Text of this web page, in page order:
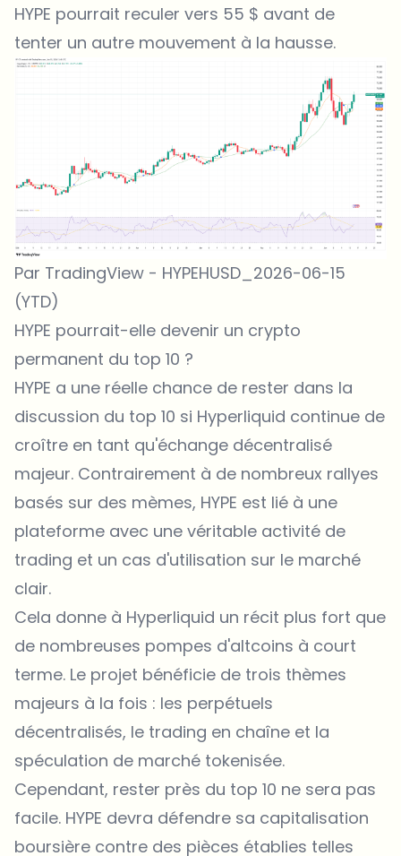
HYPE pourrait reculer vers 55 $ avant de
tenter un autre mouvement à la hausse.
Par TradingView - HYPEHUSD_2026-06-15
(YTD)
HYPE pourrait-elle devenir un crypto
permanent du top 10 ?
HYPE a une réelle chance de rester dans la
discussion du top 10 si Hyperliquid continue de
croître en tant qu'échange décentralisé
majeur. Contrairement à de nombreux rallyes
basés sur des mèmes, HYPE est lié à une
plateforme avec une véritable activité de
trading et un cas d'utilisation sur le marché
clair.
Cela donne à Hyperliquid un récit plus fort que
de nombreuses pompes d'altcoins à court
terme. Le projet bénéficie de trois thèmes
majeurs à la fois : les perpétuels
décentralisés, le trading en chaîne et la
spéculation de marché tokenisée.
Cependant, rester près du top 10 ne sera pas
facile. HYPE devra défendre sa capitalisation
boursière contre des pièces établies telles